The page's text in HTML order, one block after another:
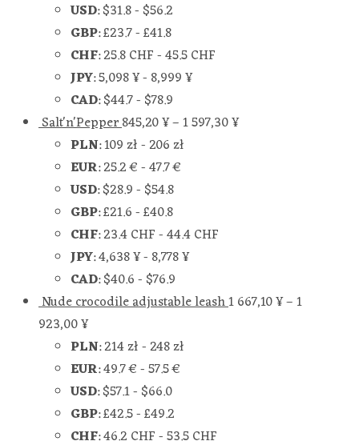
USD:$31.8- $56.2
GBP:£23.7-£41.8
CHF:25.8 CHF-45.5 CHF
JPY:5,098 ¥- 8,999 ¥
CAD:$44.7- $78.9
Salt'n'Pepper845,20¥–1 597,30¥
PLN:109 zł- 206 zł
EUR:25.2 €-47.7 €
USD:$28.9- $54.8
GBP:£21.6-£40.8
CHF:23.4 CHF-44.4 CHF
JPY:4,638 ¥- 8,778 ¥
CAD:$40.6- $76.9
Nude crocodile adjustable leash1 667,10¥–1
923,00¥
PLN:214 zł- 248 zł
EUR:49.7 €-57.5 €
USD:$57.1- $66.0
GBP:£42.5-£49.2
CHF:46.2 CHF-53.5 CHF